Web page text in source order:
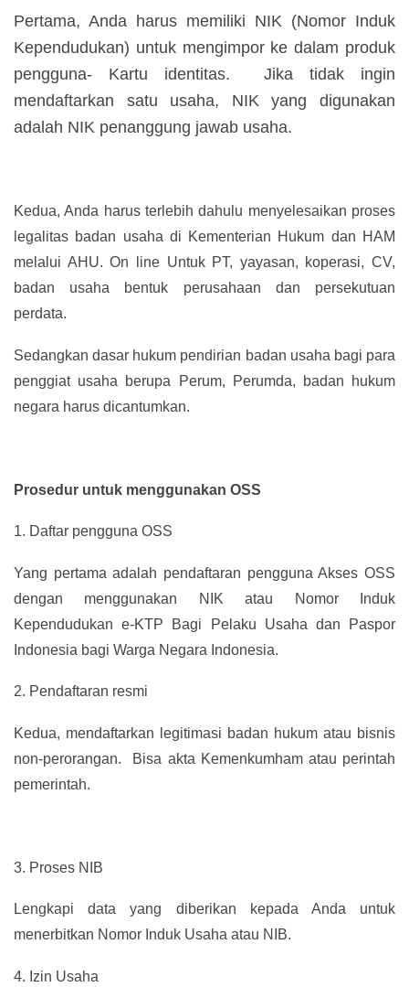
Pertama, Anda harus memiliki NIK (Nomor Induk
Kependudukan) untuk mengimpor ke dalam produk
pengguna- Kartu identitas. Jika tidak ingin
mendaftarkan satu usaha, NIK yang digunakan
adalah NIK penanggung jawab usaha.
Kedua, Anda harus terlebih dahulu menyelesaikan proses
legalitas badan usaha di Kementerian Hukum dan HAM
melalui AHU. On line Untuk PT, yayasan, koperasi, CV,
badan usaha bentuk perusahaan dan persekutuan
perdata.
Sedangkan dasar hukum pendirian badan usaha bagi para
penggiat usaha berupa Perum, Perumda, badan hukum
negara harus dicantumkan.
Prosedur untuk menggunakan OSS
1. Daftar pengguna OSS
Yang pertama adalah pendaftaran pengguna Akses OSS
dengan menggunakan NIK atau Nomor Induk
Kependudukan e-KTP Bagi Pelaku Usaha dan Paspor
Indonesia bagi Warga Negara Indonesia.
2. Pendaftaran resmi
Kedua, mendaftarkan legitimasi badan hukum atau bisnis
non-perorangan. Bisa akta Kemenkumham atau perintah
pemerintah.
3. Proses NIB
Lengkapi data yang diberikan kepada Anda untuk
menerbitkan Nomor Induk Usaha atau NIB.
4. Izin Usaha